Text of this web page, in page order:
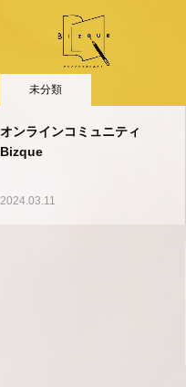
未分類
コミュニティを立ち上たい想